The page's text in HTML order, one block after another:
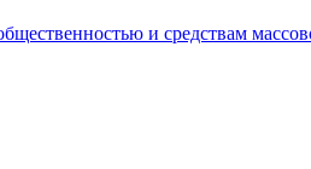
и средствам